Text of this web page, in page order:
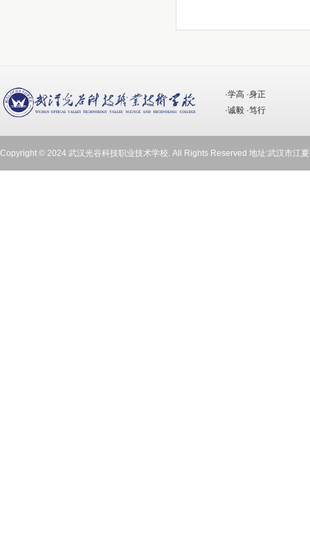
·学高 ·身正
·诚毅 ·笃行
Copyright © 2024 武汉光谷科技职业技术学校. All Rights Reserved 地址:武汉市江